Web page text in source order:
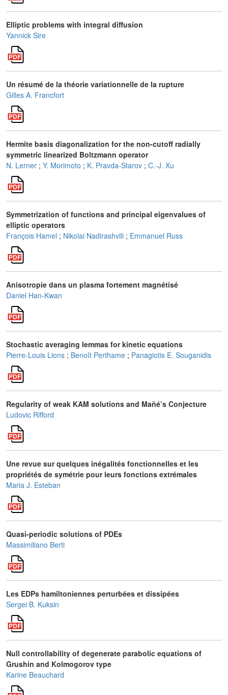
Elliptic problems with integral diffusion
Yannick Sire
Un résumé de la théorie variationnelle de la rupture
Gilles A. Francfort
Hermite basis diagonalization for the non-cutoff radially
symmetric linearized Boltzmann operator
N. Lerner ; Y. Morimoto ; K. Pravda-Starov ; C.-J. Xu
Symmetrization of functions and principal eigenvalues of
elliptic operators
François Hamel ; Nikolai Nadirashvili ; Emmanuel Russ
Anisotropie dans un plasma fortement magnétisé
Daniel Han-Kwan
Stochastic averaging lemmas for kinetic equations
Pierre-Louis Lions ; Benoît Perthame ; Panagiotis E. Souganidis
Regularity of weak KAM solutions and Mañé’s Conjecture
Ludovic Rifford
Une revue sur quelques inégalités fonctionnelles et les
propriétés de symétrie pour leurs fonctions extrémales
Maria J. Esteban
Quasi-periodic solutions of PDEs
Massimiliano Berti
Les EDPs hamiltoniennes perturbées et dissipées
Sergei B. Kuksin
Null controllability of degenerate parabolic equations of
Grushin and Kolmogorov type
Karine Beauchard